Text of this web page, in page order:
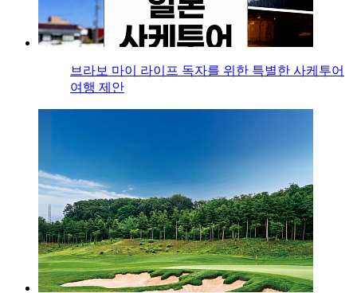
브라보 마이 라이프 독자를 위한 특별한 사케투어
여행 제안